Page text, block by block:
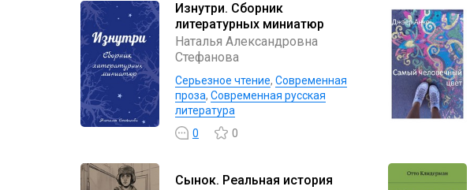
Изнутри. Сборник
литературных миниатюр
Наталья Александровна
Стефанова
Серьезное чтение, Современная
проза, Современная русская
литература
0
0
Сынок. Реальная история